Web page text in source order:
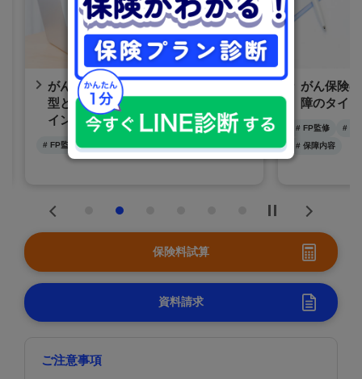
がん保険の月々の費用相場は？定期
型と終身型の違いや料金を抑えるポ
イントを解説！
# FP監修
がん保険
障のタイ
# FP監修
# 保
# 保障内容
保険料試算
資料請求
ご注意事項